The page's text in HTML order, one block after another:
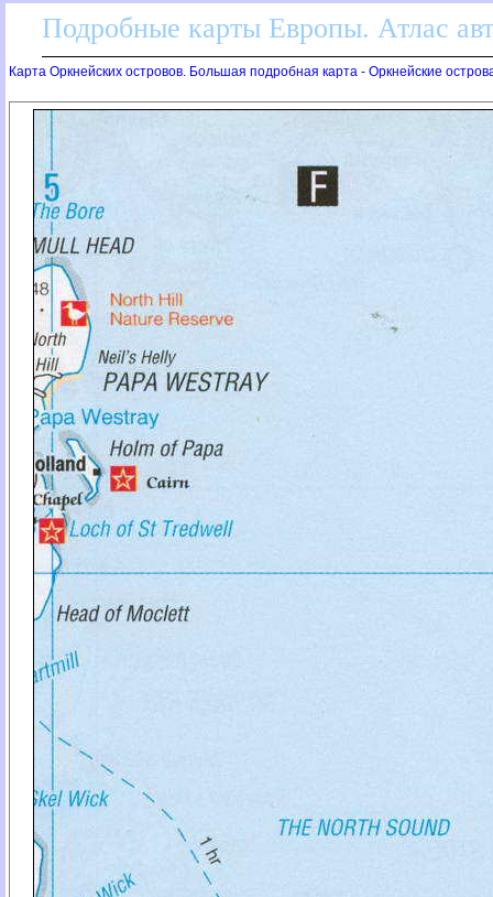
Подробные карты Европы. Атлас
Карта Оркнейских островов. Большая подробная карта - Оркнейские